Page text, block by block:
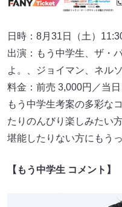
日時：8月31日（土）
出演：もう中学生、ザ・
よ。、ジョイマン、ネル
料金：前売 3,000円／当日
もう中学生考案の多彩な
たりのんびり楽しみたい
堪能したりない方にもう
【もう中学生 コメント】